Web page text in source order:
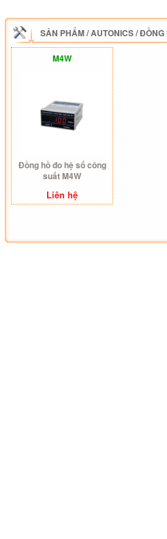
SẢN PHẨM/AUTONICS/ĐỒNG
M4W
Đồng hồ đo hệ số công
suất M4W
Liên hệ